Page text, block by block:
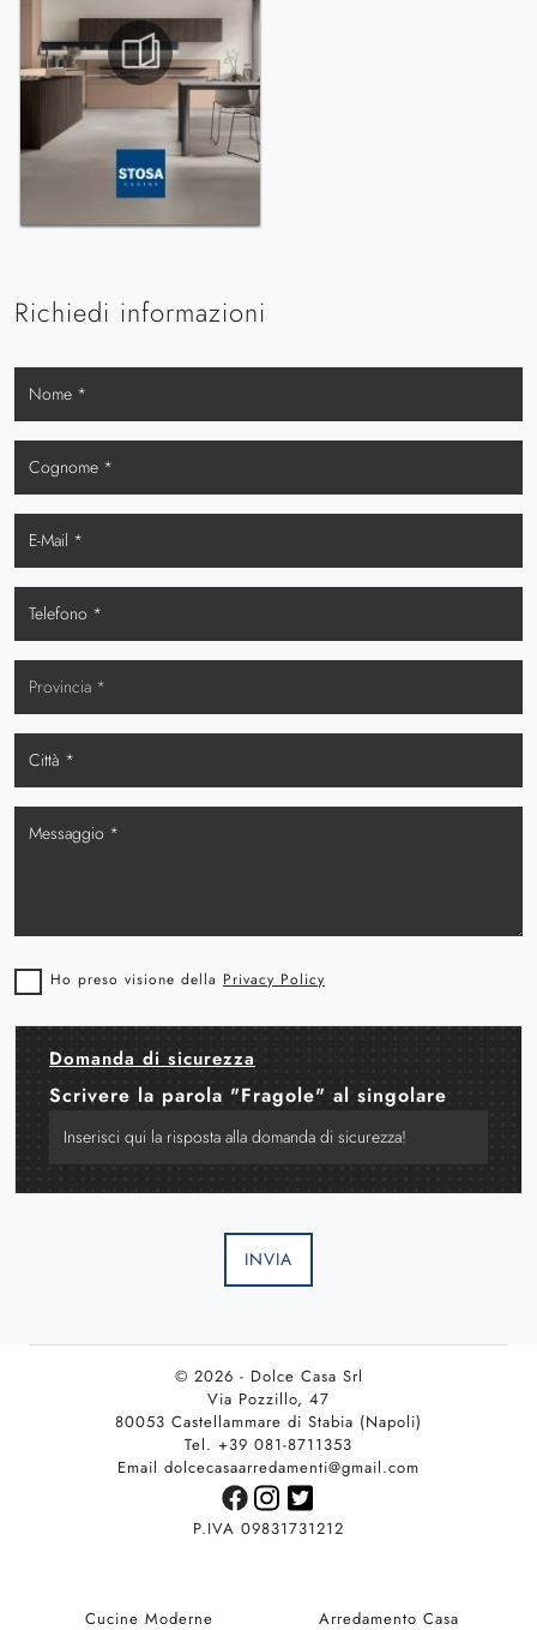
Richiedi informazioni
Ho preso visione della Privacy Policy
Domanda di sicurezza
Scrivere la parola "Fragole" al singolare
INVIA
© 2026 - Dolce Casa Srl
Via Pozzillo, 47
80053 Castellammare di Stabia (Napoli)
Tel. +39 081-8711353
Email dolcecasaarredamenti@gmail.com
P.IVA 09831731212
Cucine Moderne Arredamento Casa